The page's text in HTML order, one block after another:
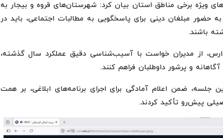
ویژه برخی مناطق استان بیان کرد: شهرستان‌های قروه و بیجار به
حضور مبلغان دینی برای پاسخگویی به مطالبات اجتماعی، باید در
باشند.
از مدیران خواست با آسیب‌شناسی دقیق عملکرد سال گذشته،
و پرشور داوطلبان فراهم کنند.
ضمن اعلام آمادگی برای اجرای برنامه‌های ابلاغی، بر همت
پیش‌رو تأکید کردند.